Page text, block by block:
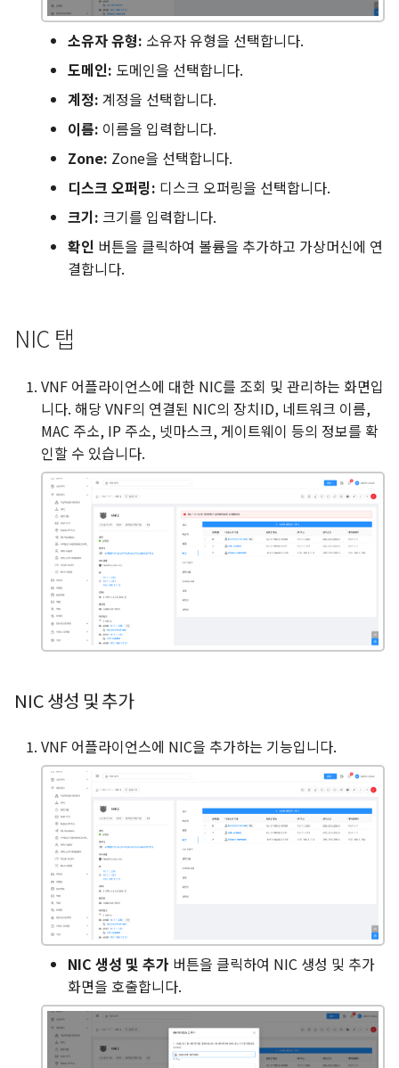
소유자 유형: 소유자 유형을 선택합니다.
도메인: 도메인을 선택합니다.
계정: 계정을 선택합니다.
이름: 이름을 입력합니다.
Zone: Zone을 선택합니다.
디스크 오퍼링: 디스크 오퍼링을 선택합니다.
크기: 크기를 입력합니다.
확인 버튼을 클릭하여 볼륨을 추가하고 가상머신에 연
결합니다.
NIC 탭
VNF 어플라이언스에 대한 NIC를 조회 및 관리하는 화면입
니다. 해당 VNF의 연결된 NIC의 장치ID, 네트워크 이름,
MAC 주소, IP 주소, 넷마스크, 게이트웨이 등의 정보를 확
인할 수 있습니다.
NIC 생성 및 추가
VNF 어플라이언스에 NIC을 추가하는 기능입니다.
NIC 생성 및 추가 버튼을 클릭하여 NIC 생성 및 추가
화면을 호출합니다.